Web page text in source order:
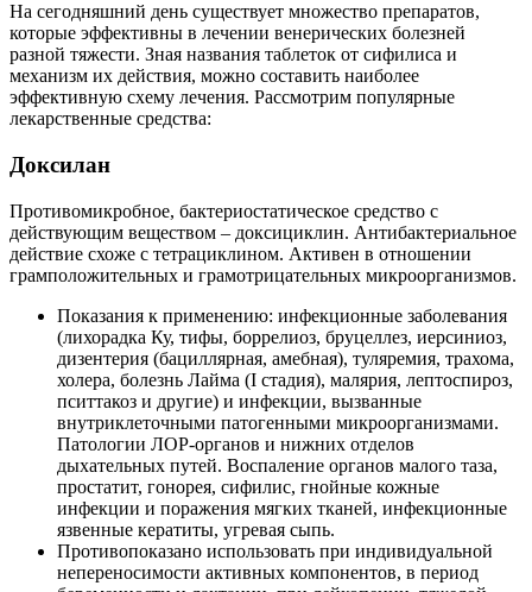
На сегодняшний день существует множество препаратов,
которые эффективны в лечении венерических болезней
разной тяжести. Зная названия таблеток от сифилиса и
механизм их действия, можно составить наиболее
эффективную схему лечения. Рассмотрим популярные
лекарственные средства:
Доксилан
Противомикробное, бактериостатическое средство с
действующим веществом – доксициклин. Антибактериальное
действие схоже с тетрациклином. Активен в отношении
грамположительных и грамотрицательных микроорганизмов.
Показания к применению: инфекционные заболевания
(лихорадка Ку, тифы, боррелиоз, бруцеллез, иерсиниоз,
дизентерия (бациллярная, амебная), туляремия, трахома,
холера, болезнь Лайма (I стадия), малярия, лептоспироз,
пситтакоз и другие) и инфекции, вызванные
внутриклеточными патогенными микроорганизмами.
Патологии ЛОР-органов и нижних отделов
дыхательных путей. Воспаление органов малого таза,
простатит, гонорея, сифилис, гнойные кожные
инфекции и поражения мягких тканей, инфекционные
язвенные кератиты, угревая сыпь.
Противопоказано использовать при индивидуальной
непереносимости активных компонентов, в период